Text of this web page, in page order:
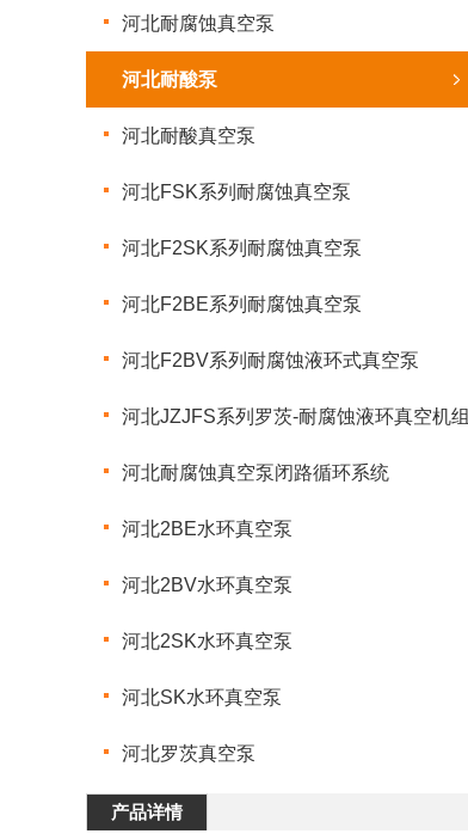
河北耐腐蚀真空泵
河北耐酸泵
河北耐酸真空泵
河北FSK系列耐腐蚀真空泵
河北F2SK系列耐腐蚀真空泵
河北F2BE系列耐腐蚀真空泵
河北F2BV系列耐腐蚀液环式真空泵
河北JZJFS系列罗茨-耐腐蚀液环真空机组
河北耐腐蚀真空泵闭路循环系统
河北2BE水环真空泵
河北2BV水环真空泵
河北2SK水环真空泵
河北SK水环真空泵
河北罗茨真空泵
产品详情